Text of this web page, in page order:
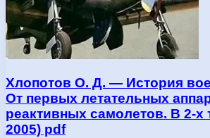
Хлопотов О. Д. — История
От первых летательных
реактивных самолетов. В 2-х
2005) pdf